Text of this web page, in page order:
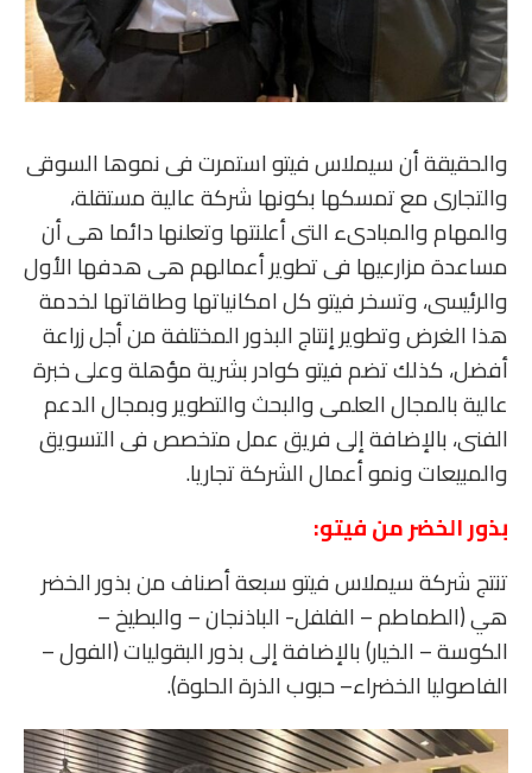
والحقيقة أن سيملاس فيتو استمرت فى نموها السوقى
والتجارى مع تمسكها بكونها شركة عالية مستقلة،
والمهام والمبادىء التى أعلنتها وتعلنها دائما هى أن
مساعدة مزارعيها فى تطوير أعمالهم هى هدفها الأول
والرئيسى، وتسخر فيتو كل امكانياتها وطاقاتها لخدمة
هذا الغرض وتطوير إنتاج البذور المختلفة من أجل زراعة
أفضل، كذلك تضم فيتو كوادر بشرية مؤهلة وعلى خبرة
عالية بالمجال العلمى والبحث والتطوير وبمجال الدعم
الفنى، بالإضافة إلى فريق عمل متخصص فى التسويق
والمبيعات ونمو أعمال الشركة تجاريا.
بذور الخضر من فيتو:
تنتج شركة سيملاس فيتو سبعة أصناف من بذور الخضر
هي (الطماطم – الفلفل- الباذنجان – والبطيخ –
الكوسة – الخيار) بالإضافة إلى بذور البقوليات (الفول –
الفاصوليا الخضراء– حبوب الذرة الحلوة).